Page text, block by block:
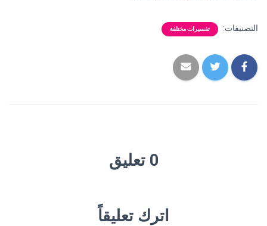
التصنيفات: تفسيرات مختلفة
0 تعليق
اترك تعليقاً